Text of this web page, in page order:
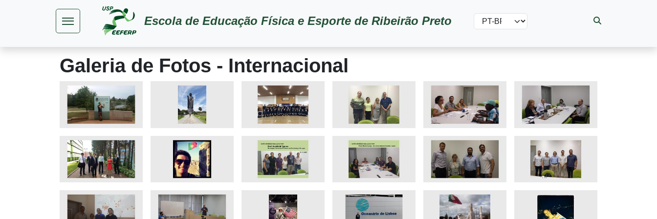
Pular para o conteúdo principal
Escola de Educação Física e Esporte de Ribeirão Preto Select your language
Galeria de Fotos - Internacional
Imagem Imagem Imagem Imagem Imagem
Imagem Imagem Imagem Imagem Imagem Imagem
Imagem Imagem Imagem Imagem Imagem Imagem